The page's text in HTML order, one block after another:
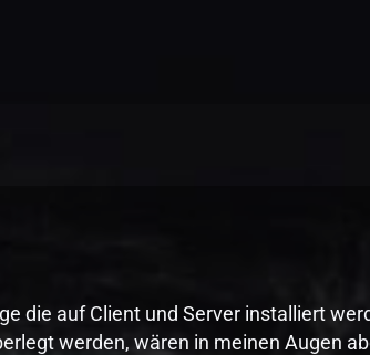
die auf Client und Server installiert
werden, wären in meinen Augen